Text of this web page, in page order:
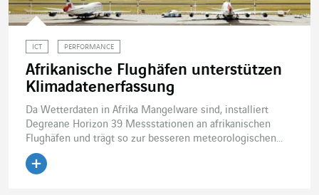
ICT PERFORMANCE
Afrikanische Flughäfen unterstützen
Klimadatenerfassung
Da Wetterdaten in Afrika Mangelware sind, installiert
Degreane Horizon 39 Messstationen an afrikanischen
Flughäfen und trägt so zur besseren meteorologischen...